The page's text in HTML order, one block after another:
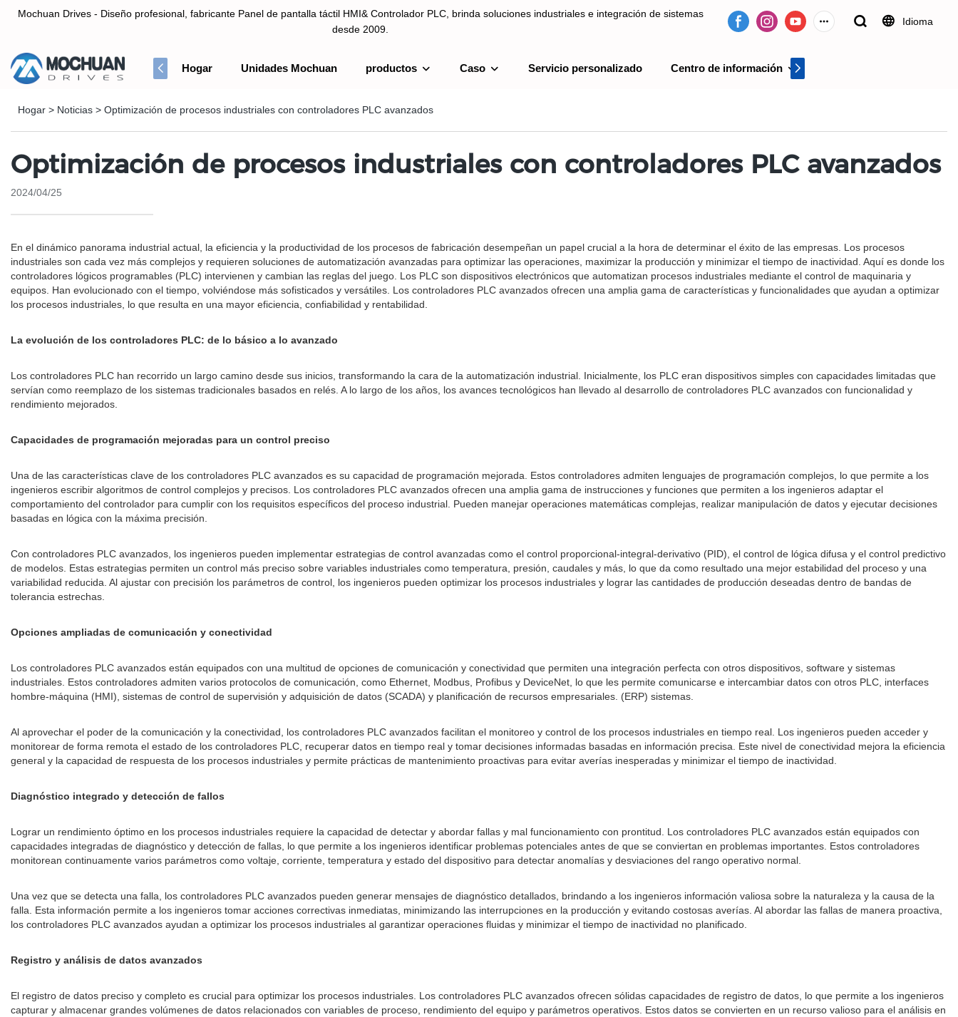
Mochuan Drives - Diseño profesional, fabricante Panel de pantalla táctil HMI& Controlador PLC, brinda soluciones industriales e integración de sistemas
desde 2009.
Idioma
Hogar Unidades Mochuan productos Caso Servicio personalizado Centro de información
Hogar > Noticias > Optimización de procesos industriales con controladores PLC avanzados
Optimización de procesos industriales con controladores PLC avanzados
2024/04/25
En el dinámico panorama industrial actual, la eficiencia y la productividad de los procesos de fabricación desempeñan un papel crucial a la hora de determinar el éxito de las empresas. Los procesos
industriales son cada vez más complejos y requieren soluciones de automatización avanzadas para optimizar las operaciones, maximizar la producción y minimizar el tiempo de inactividad. Aquí es donde los
controladores lógicos programables (PLC) intervienen y cambian las reglas del juego. Los PLC son dispositivos electrónicos que automatizan procesos industriales mediante el control de maquinaria y
equipos. Han evolucionado con el tiempo, volviéndose más sofisticados y versátiles. Los controladores PLC avanzados ofrecen una amplia gama de características y funcionalidades que ayudan a optimizar
los procesos industriales, lo que resulta en una mayor eficiencia, confiabilidad y rentabilidad.
La evolución de los controladores PLC: de lo básico a lo avanzado
Los controladores PLC han recorrido un largo camino desde sus inicios, transformando la cara de la automatización industrial. Inicialmente, los PLC eran dispositivos simples con capacidades limitadas que
servían como reemplazo de los sistemas tradicionales basados ​​en relés. A lo largo de los años, los avances tecnológicos han llevado al desarrollo de controladores PLC avanzados con funcionalidad y
rendimiento mejorados.
Capacidades de programación mejoradas para un control preciso
Una de las características clave de los controladores PLC avanzados es su capacidad de programación mejorada. Estos controladores admiten lenguajes de programación complejos, lo que permite a los
ingenieros escribir algoritmos de control complejos y precisos. Los controladores PLC avanzados ofrecen una amplia gama de instrucciones y funciones que permiten a los ingenieros adaptar el
comportamiento del controlador para cumplir con los requisitos específicos del proceso industrial. Pueden manejar operaciones matemáticas complejas, realizar manipulación de datos y ejecutar decisiones
basadas en lógica con la máxima precisión.
Con controladores PLC avanzados, los ingenieros pueden implementar estrategias de control avanzadas como el control proporcional-integral-derivativo (PID), el control de lógica difusa y el control predictivo
de modelos. Estas estrategias permiten un control más preciso sobre variables industriales como temperatura, presión, caudales y más, lo que da como resultado una mejor estabilidad del proceso y una
variabilidad reducida. Al ajustar con precisión los parámetros de control, los ingenieros pueden optimizar los procesos industriales y lograr las cantidades de producción deseadas dentro de bandas de
tolerancia estrechas.
Opciones ampliadas de comunicación y conectividad
Los controladores PLC avanzados están equipados con una multitud de opciones de comunicación y conectividad que permiten una integración perfecta con otros dispositivos, software y sistemas
industriales. Estos controladores admiten varios protocolos de comunicación, como Ethernet, Modbus, Profibus y DeviceNet, lo que les permite comunicarse e intercambiar datos con otros PLC, interfaces
hombre-máquina (HMI), sistemas de control de supervisión y adquisición de datos (SCADA) y planificación de recursos empresariales. (ERP) sistemas.
Al aprovechar el poder de la comunicación y la conectividad, los controladores PLC avanzados facilitan el monitoreo y control de los procesos industriales en tiempo real. Los ingenieros pueden acceder y
monitorear de forma remota el estado de los controladores PLC, recuperar datos en tiempo real y tomar decisiones informadas basadas en información precisa. Este nivel de conectividad mejora la eficiencia
general y la capacidad de respuesta de los procesos industriales y permite prácticas de mantenimiento proactivas para evitar averías inesperadas y minimizar el tiempo de inactividad.
Diagnóstico integrado y detección de fallos
Lograr un rendimiento óptimo en los procesos industriales requiere la capacidad de detectar y abordar fallas y mal funcionamiento con prontitud. Los controladores PLC avanzados están equipados con
capacidades integradas de diagnóstico y detección de fallas, lo que permite a los ingenieros identificar problemas potenciales antes de que se conviertan en problemas importantes. Estos controladores
monitorean continuamente varios parámetros como voltaje, corriente, temperatura y estado del dispositivo para detectar anomalías y desviaciones del rango operativo normal.
Una vez que se detecta una falla, los controladores PLC avanzados pueden generar mensajes de diagnóstico detallados, brindando a los ingenieros información valiosa sobre la naturaleza y la causa de la
falla. Esta información permite a los ingenieros tomar acciones correctivas inmediatas, minimizando las interrupciones en la producción y evitando costosas averías. Al abordar las fallas de manera proactiva,
los controladores PLC avanzados ayudan a optimizar los procesos industriales al garantizar operaciones fluidas y minimizar el tiempo de inactividad no planificado.
Registro y análisis de datos avanzados
El registro de datos preciso y completo es crucial para optimizar los procesos industriales. Los controladores PLC avanzados ofrecen sólidas capacidades de registro de datos, lo que permite a los ingenieros
capturar y almacenar grandes volúmenes de datos relacionados con variables de proceso, rendimiento del equipo y parámetros operativos. Estos datos se convierten en un recurso valioso para el análisis en